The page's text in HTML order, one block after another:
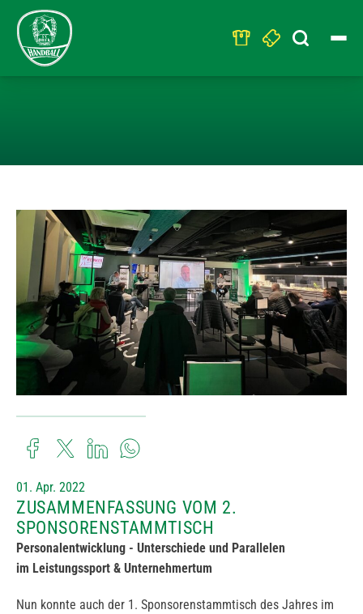
Search
for:
01. Apr. 2022
ZUSAMMENFASSUNG VOM 2.
SPONSORENSTAMMTISCH
Personalentwicklung - Unterschiede und Parallelen
im Leistungssport & Unternehmertum
Nun konnte auch der 1. Sponsorenstammtisch des Jahres im